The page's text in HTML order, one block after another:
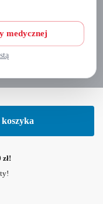
medycznej
z kartonową
op.